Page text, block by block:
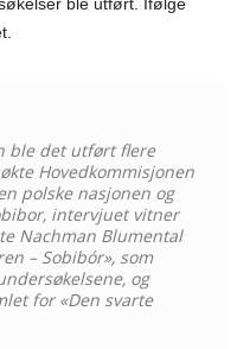
ble det utført flere
Hovedkommisjonen
polske nasjonen og
intervjuet vitner
Nachman Blumental
– Sobibór», som
og
for «Den svarte